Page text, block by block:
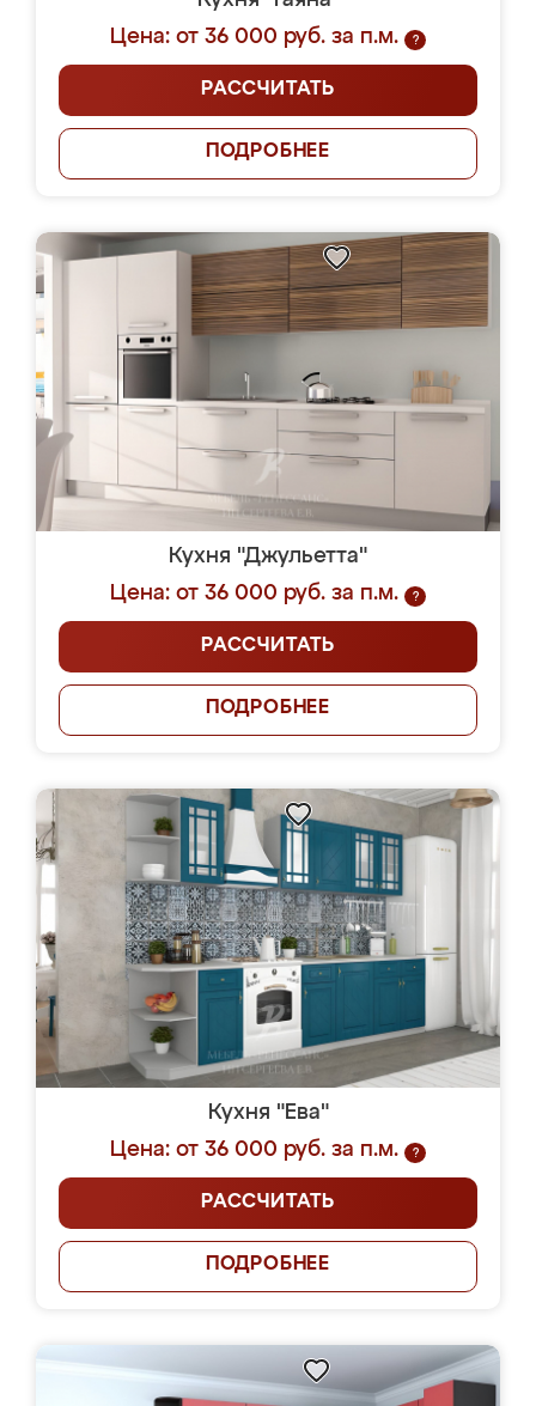
Цена: от 36 000 руб. за п.м.
?
РАССЧИТАТЬ
ПОДРОБНЕЕ
Кухня "Джульетта"
Цена: от 36 000 руб. за п.м.
?
РАССЧИТАТЬ
ПОДРОБНЕЕ
Кухня "Ева"
Цена: от 36 000 руб. за п.м.
?
РАССЧИТАТЬ
ПОДРОБНЕЕ